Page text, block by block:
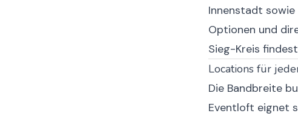
Innenstadt sowie
Optionen und
Sieg-Kreis
Locations für
Die Bandbreite
Eventloft eignet